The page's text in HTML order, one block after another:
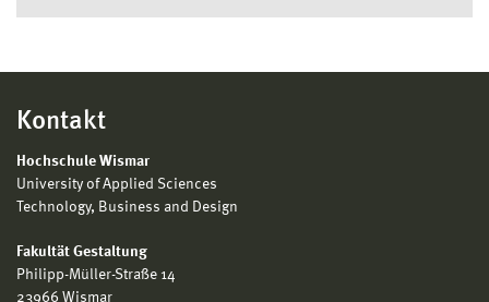
Kontakt
Hochschule Wismar
University of Applied Sciences
Technology, Business and Design
Fakultät Gestaltung
Philipp-Müller-Straße 14
23966 Wismar